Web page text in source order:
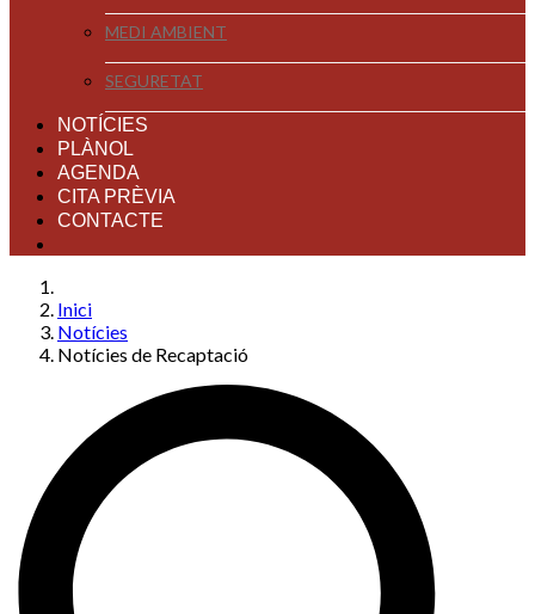
MEDI AMBIENT
SEGURETAT
NOTÍCIES
PLÀNOL
AGENDA
CITA PRÈVIA
CONTACTE
Inici
Notícies
Notícies de Recaptació